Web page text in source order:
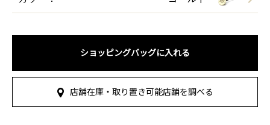
ショッピングバッグに入れる
店舗在庫・取り置き可能店舗を調べる